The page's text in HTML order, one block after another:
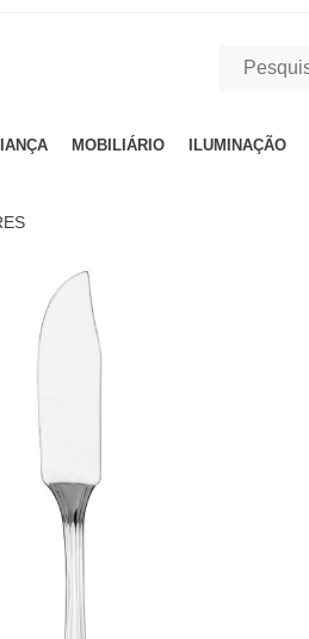
MOBILIÁRIO ILUMINAÇÃO